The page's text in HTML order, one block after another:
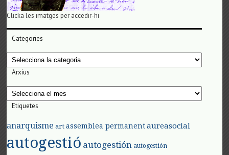
Clicka les imatges per accedir-hi
Categories
Categories
Arxius
Arxius
Etiquetes
anarquisme art assemblea permanent aureasocial
autogestió autogestión autogestión